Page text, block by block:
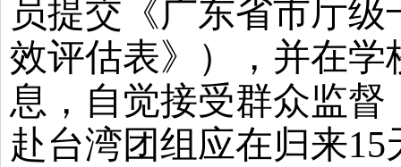
员提交《广东省市厅
效评估表》），并在
息，自觉接受群众监
赴台湾团组应在归来15